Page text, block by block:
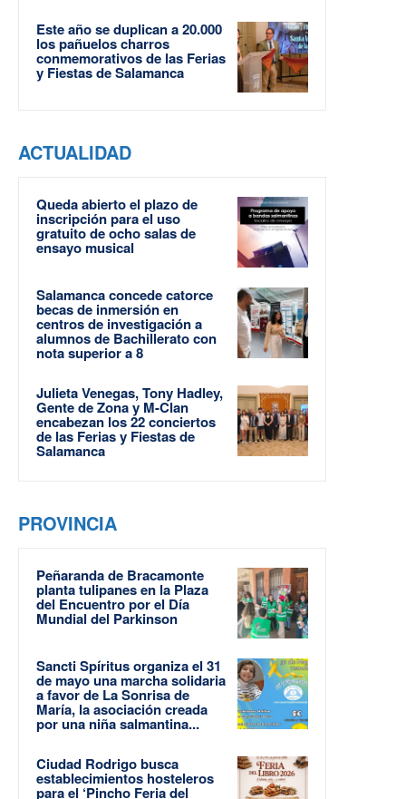
Este año se duplican a 20.000
los pañuelos charros
conmemorativos de las Ferias
y Fiestas de Salamanca
ACTUALIDAD
Queda abierto el plazo de
inscripción para el uso
gratuito de ocho salas de
ensayo musical
Salamanca concede catorce
becas de inmersión en
centros de investigación a
alumnos de Bachillerato con
nota superior a 8
Julieta Venegas, Tony Hadley,
Gente de Zona y M-Clan
encabezan los 22 conciertos
de las Ferias y Fiestas de
Salamanca
PROVINCIA
Peñaranda de Bracamonte
planta tulipanes en la Plaza
del Encuentro por el Día
Mundial del Parkinson
Sancti Spíritus organiza el 31
de mayo una marcha solidaria
a favor de La Sonrisa de
María, la asociación creada
por una niña salmantina...
Ciudad Rodrigo busca
establecimientos hosteleros
para el ‘Pincho Feria del